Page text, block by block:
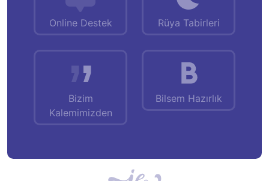
Online Destek Rüya Tabirleri
Bizim
Kalemimizden
Bilsem Hazırlık